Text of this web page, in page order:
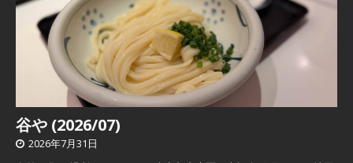
谷や (2026/07)
2026年7月31日